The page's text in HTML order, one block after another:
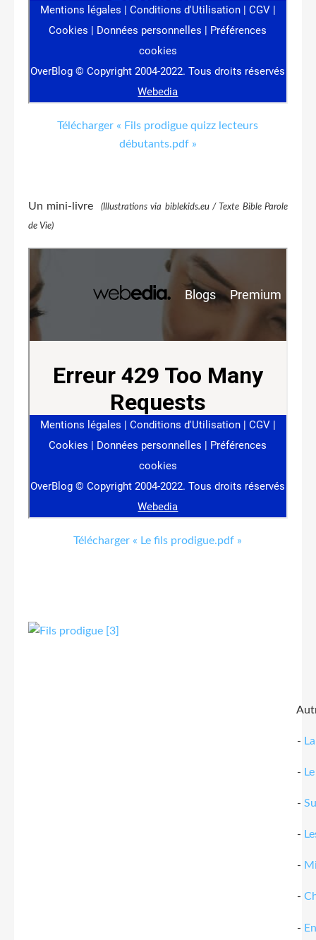
Télécharger « Fils prodigue quizz lecteurs
débutants.pdf »
Un mini-livre (Illustrations via biblekids.eu / Texte Bible Parole
de Vie)
Télécharger « Le fils prodigue.pdf »
-
-
-
-
-
-
-